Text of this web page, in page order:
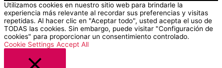
Utilizamos cookies en nuestro sitio web para brindarle la
experiencia más relevante al recordar sus preferencias y visitas
repetidas. Al hacer clic en "Aceptar todo", usted acepta el uso de
TODAS las cookies. Sin embargo, puede visitar "Configuración de
cookies" para proporcionar un consentimiento controlado.
Cookie Settings Accept All